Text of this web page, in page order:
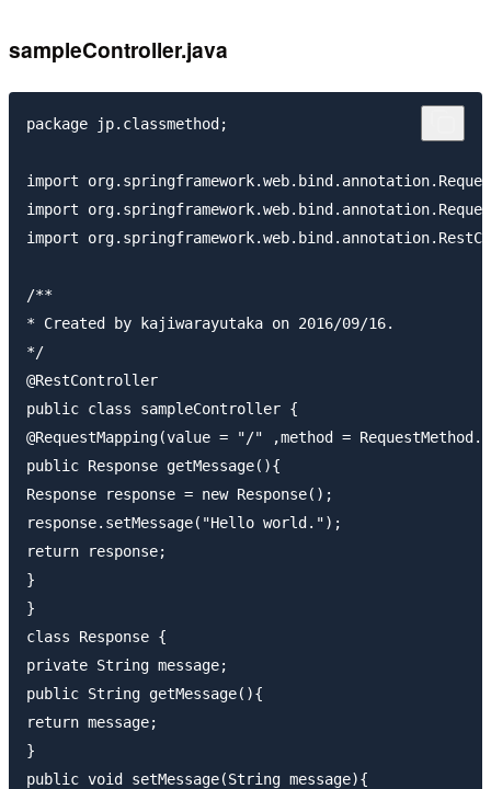
sampleController.java
package jp.classmethod;
import
import
import
/**
* Created by kajiwarayutaka on 2016/09/16.
*/
@RestController
public class sampleController {
@RequestMapping(value = "/" ,method =
public Response getMessage(){
Response response = new Response();
response.setMessage("Hello world.");
return response;
}
}
class Response {
private String message;
public String getMessage(){
return message;
}
public void setMessage(String message){